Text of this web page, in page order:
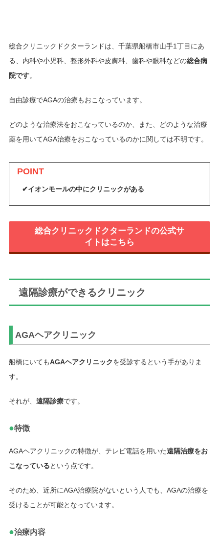
総合クリニックドクターランドは、千葉県船橋市山手1丁目にあ
る、内科や小児科、整形外科や皮膚科、歯科や眼科などの総合病
院です。
自由診療でAGAの治療もおこなっています。
どのような治療法をおこなっているのか、また、どのような治療
薬を用いてAGA治療をおこなっているのかに関しては不明です。
POINT
✔イオンモールの中にクリニックがある
総合クリニックドクターランドの公式サ
イトはこちら
遠隔診療ができるクリニック
AGAヘアクリニック
船橋にいてもAGAヘアクリニックを受診するという手がありま
す。
それが、 遠隔診療です。
●特徴
AGAヘアクリニックの特徴が、テレビ電話を用いた遠隔治療をお
こなっているという点です。
そのため、近所にAGA治療院がないという人でも、AGAの治療を
受けることが可能となっています。
●治療内容